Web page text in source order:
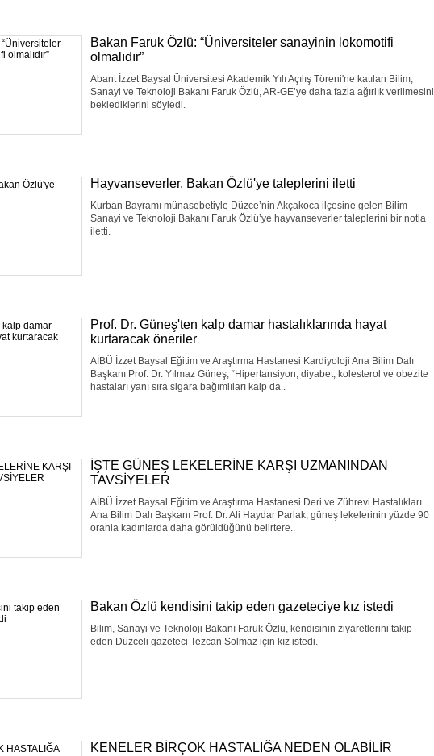
Bakan Faruk Özlü: “Üniversiteler sanayinin lokomotifi
olmalıdır”
Abant İzzet Baysal Üniversitesi Akademik Yılı Açılış Töreni'ne katılan Bilim,
Sanayi ve Teknoloji Bakanı Faruk Özlü, AR-GE’ye daha fazla ağırlık verilmesini
beklediklerini söyledi.
Hayvanseverler, Bakan Özlü'ye taleplerini iletti
Kurban Bayramı münasebetiyle Düzce’nin Akçakoca ilçesine gelen Bilim
Sanayi ve Teknoloji Bakanı Faruk Özlü’ye hayvanseverler taleplerini bir notla
iletti.
Prof. Dr. Güneş'ten kalp damar hastalıklarında hayat
kurtaracak öneriler
AİBÜ İzzet Baysal Eğitim ve Araştırma Hastanesi Kardiyoloji Ana Bilim Dalı
Başkanı Prof. Dr. Yılmaz Güneş, “Hipertansiyon, diyabet, kolesterol ve obezite
hastaları yanı sıra sigara bağımlıları kalp da..
İŞTE GÜNEŞ LEKELERİNE KARŞI UZMANINDAN
TAVSİYELER
AİBÜ İzzet Baysal Eğitim ve Araştırma Hastanesi Deri ve Zührevi Hastalıkları
Ana Bilim Dalı Başkanı Prof. Dr. Ali Haydar Parlak, güneş lekelerinin yüzde 90
oranla kadınlarda daha görüldüğünü belirtere..
Bakan Özlü kendisini takip eden gazeteciye kız istedi
Bilim, Sanayi ve Teknoloji Bakanı Faruk Özlü, kendisinin ziyaretlerini takip
eden Düzceli gazeteci Tezcan Solmaz için kız istedi.
KENELER BİRÇOK HASTALIĞA NEDEN OLABİLİR